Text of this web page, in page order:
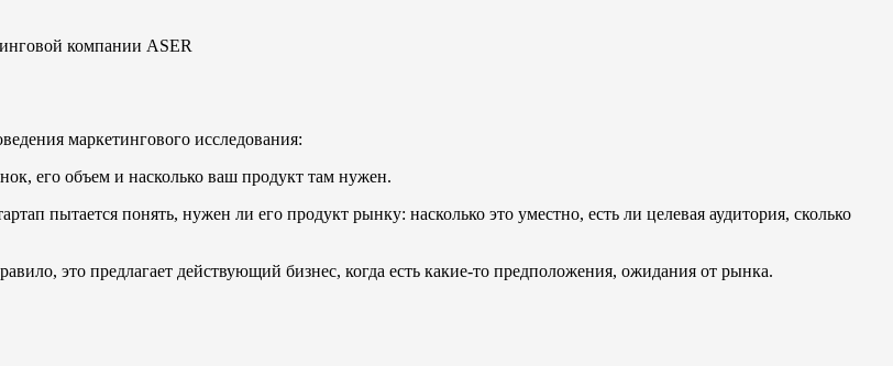
компании ASER
маркетингового исследования:
его объем и насколько ваш продукт там нужен.
пытается понять, нужен ли его продукт рынку: насколько это уместно, есть ли целевая аудитория, сколько
это предлагает действующий бизнес, когда есть какие-то предположения, ожидания от рынка.